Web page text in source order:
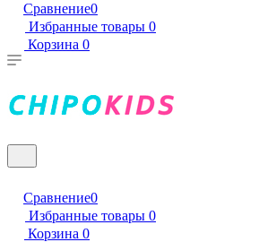
Сравнение0
Избранные товары 0
Корзина 0
Сравнение0
Избранные товары 0
Корзина 0